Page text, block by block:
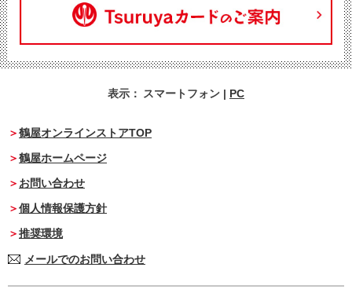
表示： スマートフォン | PC
鶴屋オンラインストアTOP
鶴屋ホームページ
お問い合わせ
個人情報保護方針
推奨環境
メールでのお問い合わせ